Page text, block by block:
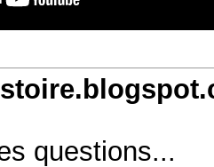
questions...